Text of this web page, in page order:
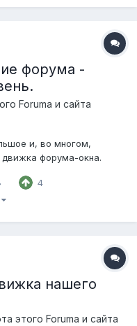
форума -
Forumа и сайта
и, во многом,
движка форума-окна.
Оставаться на старом
о прекращении
4
нашего
этого Forumа и сайта